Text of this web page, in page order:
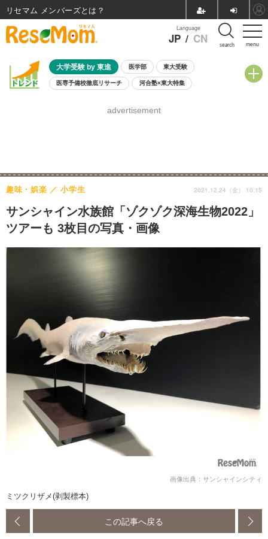
menu
Language
JP / CN search
大学受験 by 東進 医学部 東大受験
医専予備校徹底リサーチ 河合塾×東大特集
8月開催学校説明会・相談会
advertisement
サンシャイン水族館「ゾクゾク深海生物2022」
ツアーも 3枚目の写真・画像
趣味・娯楽 小学生 2021.12.24（金） 10:15
画像出典：サンシャインシティ
ミツクリザメ(剥製標本)
この記事へ戻る
リセマム メンバーズ